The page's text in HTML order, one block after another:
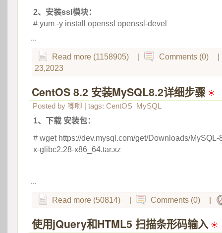
2、安装ssl模块：
# yum -y install openssl openssl-devel
...
Read more (1158905) Comments (0)
23,2023
CentOS 8.2 安装MySQL8.2详细步骤
Posted by 唧唧 | tags: CentOS MySQL
1、下载 安装包：
# wget https://dev.mysql.com/get/Downloads/
x-glibc2.28-x86_64.tar.xz
...
Read more (50814) Comments (0)
使用jQuery和HTML5 扫描条形码输入